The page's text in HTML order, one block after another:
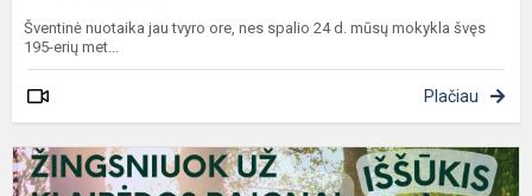
Šventinė nuotaika jau tvyro ore, nes spalio 24 d. mūsų mokykla švęs
195-erių met...
Plačiau